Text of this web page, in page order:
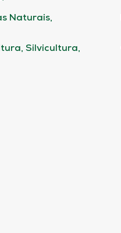
Naturais,
Silvicultura,